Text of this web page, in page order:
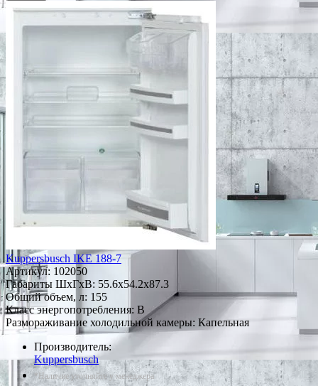
Kuppersbusch IKE 188-7
Артикул:102050
Габариты ШxГxВ: 55.6x54.2x87.3
Общий объем, л: 155
Класс энергопотребления: B
Размораживание холодильной камеры: Капельная
Производитель:
Kuppersbusch
*Наличие уточняйте у менеджера